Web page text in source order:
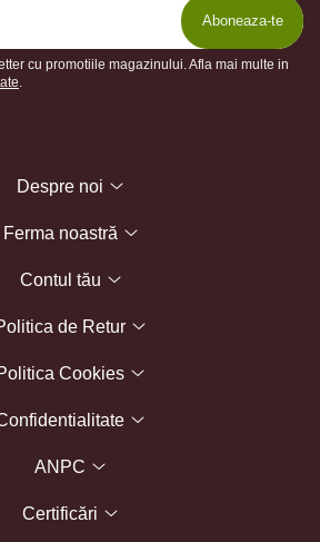
cu promotiile magazinului. Afla mai multe in
Despre noi
Ferma noastră
Contul tău
de Retur
Cookies
ANPC
Certificări